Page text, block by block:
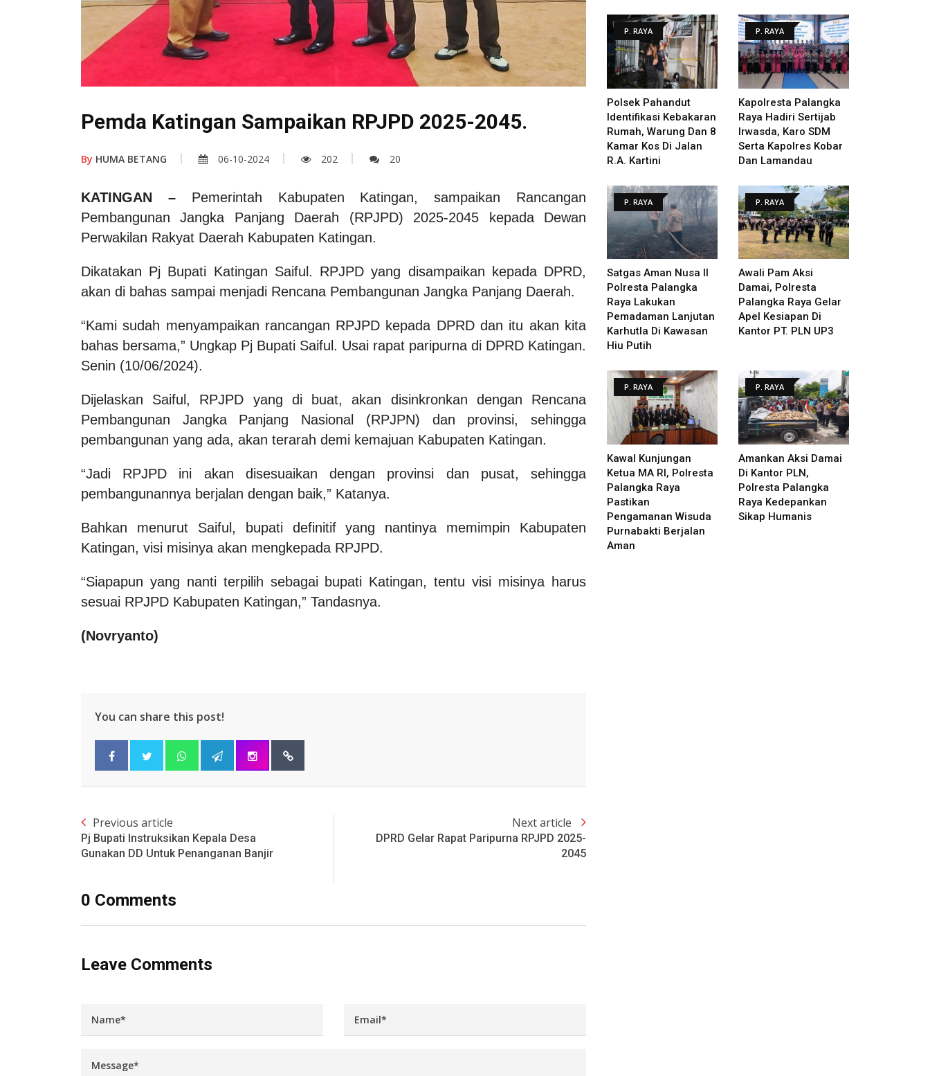
Pemda Katingan Sampaikan RPJPD 2025-2045.
By HUMA BETANG 06-10-2024 202 20
KATINGAN – Pemerintah Kabupaten Katingan, sampaikan Rancangan
Pembangunan Jangka Panjang Daerah (RPJPD) 2025-2045 kepada Dewan
Perwakilan Rakyat Daerah Kabupaten Katingan.
Dikatakan Pj Bupati Katingan Saiful. RPJPD yang disampaikan kepada DPRD,
akan di bahas sampai menjadi Rencana Pembangunan Jangka Panjang Daerah.
“Kami sudah menyampaikan rancangan RPJPD kepada DPRD dan itu akan kita
bahas bersama,” Ungkap Pj Bupati Saiful. Usai rapat paripurna di DPRD Katingan.
Senin (10/06/2024).
Dijelaskan Saiful, RPJPD yang di buat, akan disinkronkan dengan Rencana
Pembangunan Jangka Panjang Nasional (RPJPN) dan provinsi, sehingga
pembangunan yang ada, akan terarah demi kemajuan Kabupaten Katingan.
“Jadi RPJPD ini akan disesuaikan dengan provinsi dan pusat, sehingga
pembangunannya berjalan dengan baik,” Katanya.
Bahkan menurut Saiful, bupati definitif yang nantinya memimpin Kabupaten
Katingan, visi misinya akan mengkepada RPJPD.
“Siapapun yang nanti terpilih sebagai bupati Katingan, tentu visi misinya harus
sesuai RPJPD Kabupaten Katingan,” Tandasnya.
(Novryanto)
You can share this post!
Previous article
Pj Bupati Instruksikan Kepala Desa
Gunakan DD Untuk Penanganan Banjir
Next article
DPRD Gelar Rapat Paripurna RPJPD 2025-
2045
0 Comments
Leave Comments
P. RAYA
Polsek Pahandut
Identifikasi Kebakaran
Rumah, Warung Dan 8
Kamar Kos Di Jalan
R.A. Kartini
P. RAYA
Kapolresta Palangka
Raya Hadiri Sertijab
Irwasda, Karo SDM
Serta Kapolres Kobar
Dan Lamandau
P. RAYA
Satgas Aman Nusa II
Polresta Palangka
Raya Lakukan
Pemadaman Lanjutan
Karhutla Di Kawasan
Hiu Putih
P. RAYA
Awali Pam Aksi
Damai, Polresta
Palangka Raya Gelar
Apel Kesiapan Di
Kantor PT. PLN UP3
P. RAYA
Kawal Kunjungan
Ketua MA RI, Polresta
Palangka Raya
Pastikan
Pengamanan Wisuda
Purnabakti Berjalan
Aman
P. RAYA
Amankan Aksi Damai
Di Kantor PLN,
Polresta Palangka
Raya Kedepankan
Sikap Humanis